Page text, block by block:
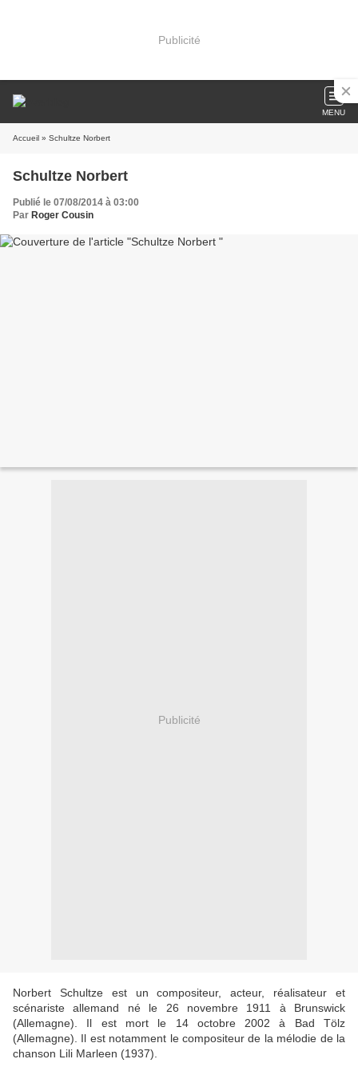
Publicité
MENU
Accueil » Schultze Norbert
Schultze Norbert
Publié le 07/08/2014 à 03:00
Par Roger Cousin
Publicité
Norbert Schultze est un compositeur, acteur, réalisateur et
scénariste allemand né le 26 novembre 1911 à Brunswick
(Allemagne). Il est mort le 14 octobre 2002 à Bad Tölz
(Allemagne). Il est notamment le compositeur de la mélodie de la
chanson Lili Marleen (1937).